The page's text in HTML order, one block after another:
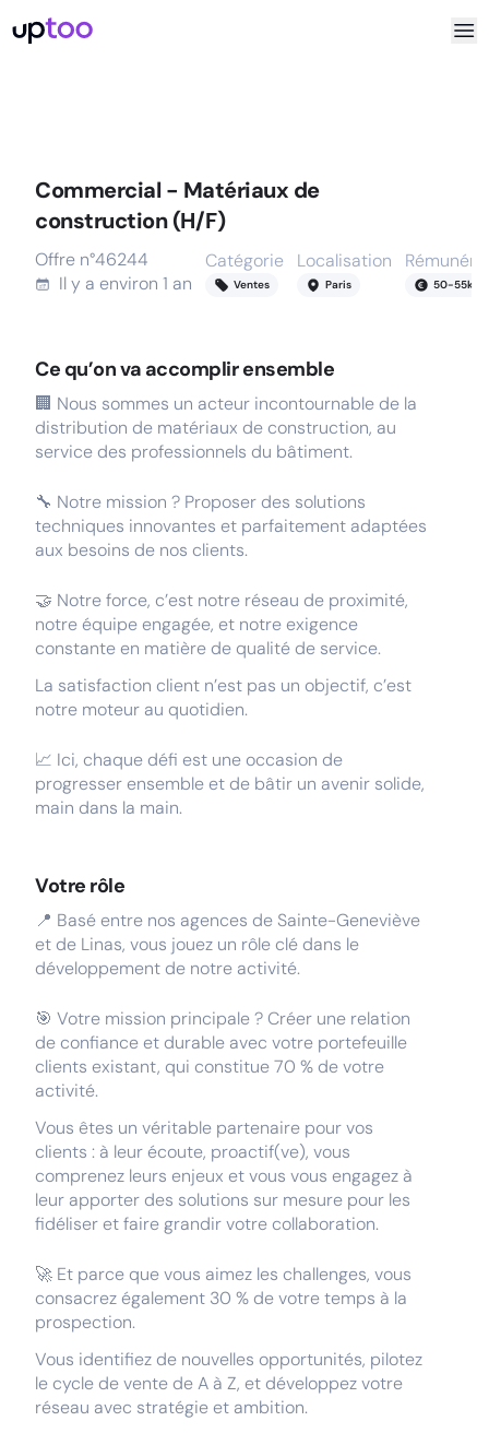
Commercial - Matériaux de
construction (H/F)
Offre n°46244
Il y a environ 1 an
Catégorie
Ventes
Localisation
Paris 50-55k
Ce qu’on va accomplir ensemble
🏢 Nous sommes un acteur incontournable de la
distribution de matériaux de construction, au
service des professionnels du bâtiment.
🔧 Notre mission ? Proposer des solutions
techniques innovantes et parfaitement adaptées
aux besoins de nos clients.
🤝 Notre force, c’est notre réseau de proximité,
notre équipe engagée, et notre exigence
constante en matière de qualité de service.
La satisfaction client n’est pas un objectif, c’est
notre moteur au quotidien.
📈 Ici, chaque défi est une occasion de
progresser ensemble et de bâtir un avenir solide,
main dans la main.
Votre rôle
📍 Basé entre nos agences de Sainte-Geneviève
et de Linas, vous jouez un rôle clé dans le
développement de notre activité.
🎯 Votre mission principale ? Créer une relation
de confiance et durable avec votre portefeuille
clients existant, qui constitue 70 % de votre
activité.
Vous êtes un véritable partenaire pour vos
clients : à leur écoute, proactif(ve), vous
comprenez leurs enjeux et vous vous engagez à
leur apporter des solutions sur mesure pour les
fidéliser et faire grandir votre collaboration.
🚀 Et parce que vous aimez les challenges, vous
consacrez également 30 % de votre temps à la
prospection.
Vous identifiez de nouvelles opportunités, pilotez
le cycle de vente de A à Z, et développez votre
réseau avec stratégie et ambition.